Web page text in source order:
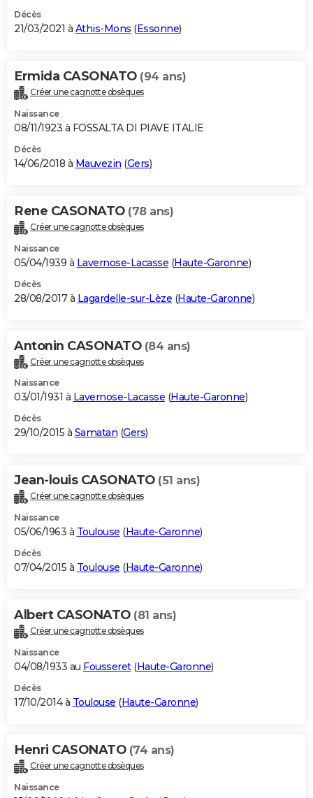
Décès
21/03/2021 à Athis-Mons (Essonne)
Ermida CASONATO (94 ans)
Créer une cagnotte obsèques
Naissance
08/11/1923 à FOSSALTA DI PIAVE ITALIE
Décès
14/06/2018 à Mauvezin (Gers)
Rene CASONATO (78 ans)
Créer une cagnotte obsèques
Naissance
05/04/1939 à Lavernose-Lacasse (Haute-Garonne)
Décès
28/08/2017 à Lagardelle-sur-Lèze (Haute-Garonne)
Antonin CASONATO (84 ans)
Créer une cagnotte obsèques
Naissance
03/01/1931 à Lavernose-Lacasse (Haute-Garonne)
Décès
29/10/2015 à Samatan (Gers)
Jean-louis CASONATO (51 ans)
Créer une cagnotte obsèques
Naissance
05/06/1963 à Toulouse (Haute-Garonne)
Décès
07/04/2015 à Toulouse (Haute-Garonne)
Albert CASONATO (81 ans)
Créer une cagnotte obsèques
Naissance
04/08/1933 au Fousseret(Haute-Garonne)
Décès
17/10/2014 à Toulouse (Haute-Garonne)
Henri CASONATO (74 ans)
Créer une cagnotte obsèques
Naissance